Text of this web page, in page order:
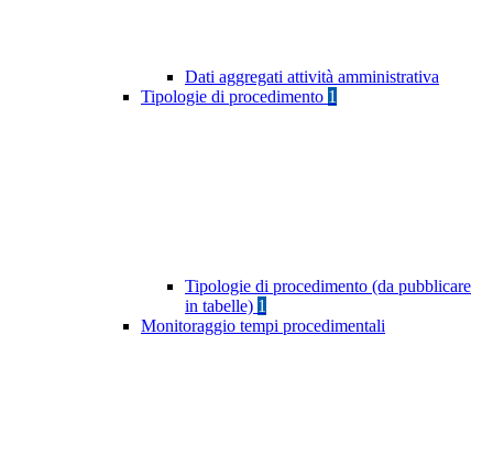
Dati aggregati attività amministrativa
Tipologie di procedimento 1
Tipologie di procedimento (da pubblicare
in tabelle) 1
Monitoraggio tempi procedimentali